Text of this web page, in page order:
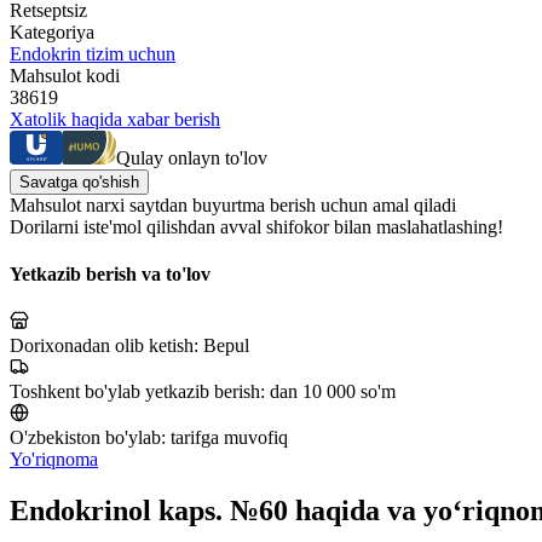
Retseptsiz
Kategoriya
Endokrin tizim uchun
Mahsulot kodi
38619
Xatolik haqida xabar berish
Qulay onlayn to'lov
Savatga qo'shish
Mahsulot narxi saytdan buyurtma berish uchun amal qiladi
Dorilarni iste'mol qilishdan avval shifokor bilan maslahatlashing!
Yetkazib berish va to'lov
Dorixonadan olib ketish: Bepul
Toshkent bo'ylab yetkazib berish: dan 10 000 so'm
O'zbekiston bo'ylab: tarifga muvofiq
Yo'riqnoma
Endokrinol kaps. №60 haqida va